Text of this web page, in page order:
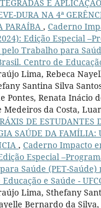
E
DURA NA 4ª
PARAÍBA , Caderno
Edição Especial
Trabalho para
Centro de
Lima, Rebeca
Santina Silva
Pontes, Renata Inácio
Medeiros da Costa,
DE ESTUDANTES
SAÚDE DA FAMÍLIA:
, Caderno Impacto
Especial
Saúde (PET-Saúde)
e Saúde -
Lima, Sthefany
Bernardo da